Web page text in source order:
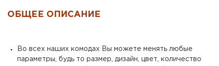
ОБЩЕЕ ОПИСАНИЕ
Во всех наших комодах Вы можете менять любые
параметры, будь то размер, дизайн, цвет, количество